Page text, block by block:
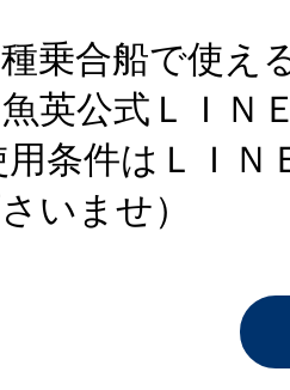
乗合船で使え
英公式ＬＩＮ
条件はＬＩＮ
いませ）